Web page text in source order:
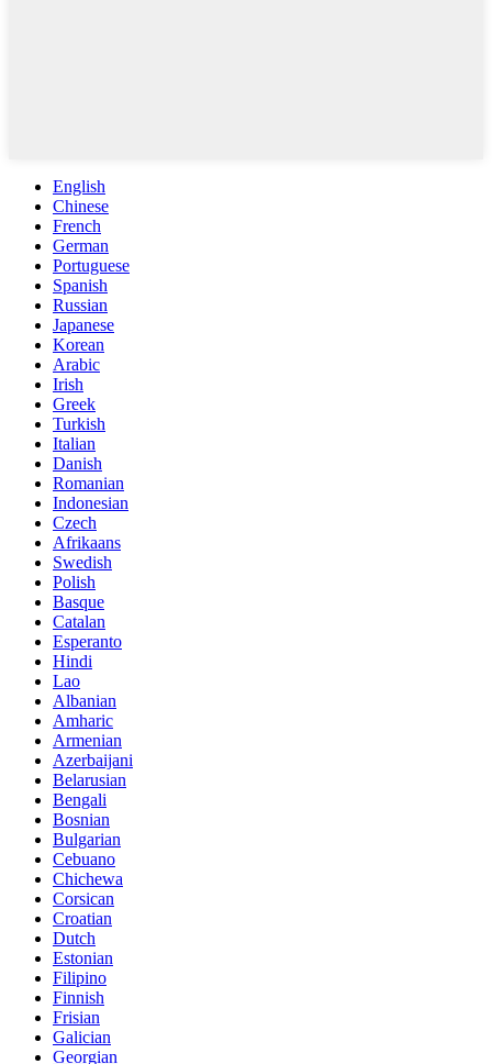
English
Chinese
French
German
Portuguese
Spanish
Russian
Japanese
Korean
Arabic
Irish
Greek
Turkish
Italian
Danish
Romanian
Indonesian
Czech
Afrikaans
Swedish
Polish
Basque
Catalan
Esperanto
Hindi
Lao
Albanian
Amharic
Armenian
Azerbaijani
Belarusian
Bengali
Bosnian
Bulgarian
Cebuano
Chichewa
Corsican
Croatian
Dutch
Estonian
Filipino
Finnish
Frisian
Galician
Georgian